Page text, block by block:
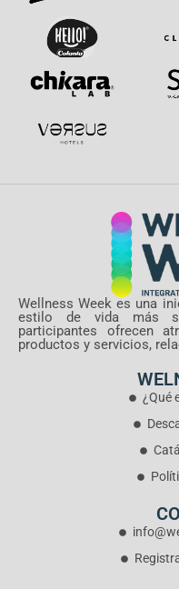
Wellness Week es una
estilo de vida más
participantes ofrecen
productos y servicios,
¿Qué